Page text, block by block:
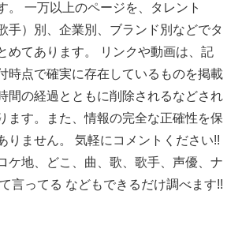
。 一万以上のページを、タレント
手）別、企業別、ブランド別などでタ
めてあります。 リンクや動画は、記
時点で確実に存在しているものを掲載
間の経過とともに削除されるなどされ
ます。また、情報の完全な正確性を保
りません。 気軽にコメントください!!
ケ地、どこ、曲、歌、歌手、声優、ナ
言ってる などもできるだけ調べます!!